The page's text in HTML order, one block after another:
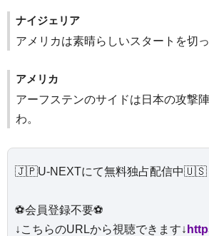
ナイジェリア
アメリカは素晴らしいスタートを切っ
アメリカ
アーフステンのサイドは日本の攻撃
わ。
🇯🇵U-NEXTにて無料独占配信中🇺🇸
⚽️会員登録不要⚽️
↓こちらのURLから視聴できます↓